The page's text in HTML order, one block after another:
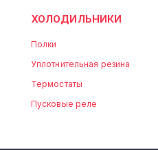
ХОЛОДИЛЬНИКИ
Полки
Уплотнительная резина
Термостаты
Пусковые реле